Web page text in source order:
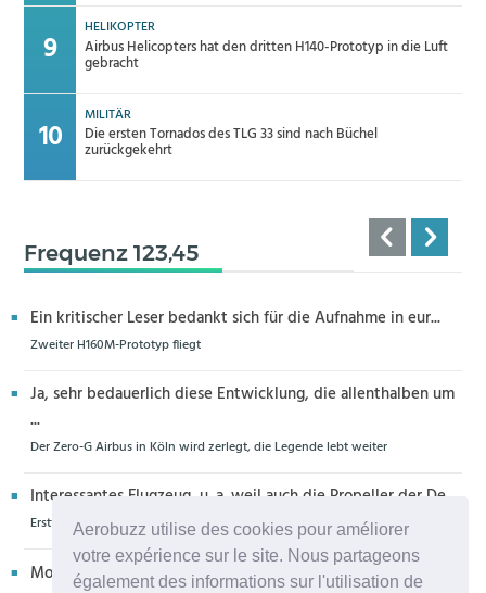
Aerobuzz utilise des cookies pour améliorer
votre expérience sur le site. Nous partageons
également des informations sur l'utilisation de
HELIKOPTER
Airbus Helicopters hat den dritten H140-Prototyp in die Luft
gebracht
MILITÄR
Die ersten Tornados des TLG 33 sind nach Büchel
zurückgekehrt
Frequenz 123,45
Ein kritischer Leser bedankt sich für die Aufnahme in eur...
Zweiter H160M-Prototyp fliegt
Ja, sehr bedauerlich diese Entwicklung, die allenthalben um
...
Der Zero-G Airbus in Köln wird zerlegt, die Legende lebt weiter
Interessantes Flugzeug, u. a. weil auch die Propeller der De...
Erstflug der Piper Seminole DX mit DeltaHawk-Motoren
Moin aus Schiffdorf, danke für die Nachricht. Ich meine,da...